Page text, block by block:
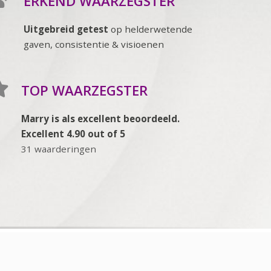
Uitgebreid getest op helderwetende
gaven, consistentie & visioenen
TOP WAARZEGSTER
Marry is als excellent beoordeeld.
Excellent 4.90 out of 5
31 waarderingen